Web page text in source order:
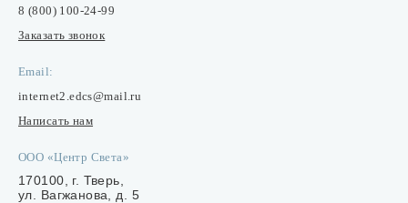
8 (800) 100-24-99
Заказать звонок
Email:
internet2.edcs@mail.ru
Написать нам
ООО «Центр Света»
170100, г. Тверь,
ул. Вагжанова, д. 5